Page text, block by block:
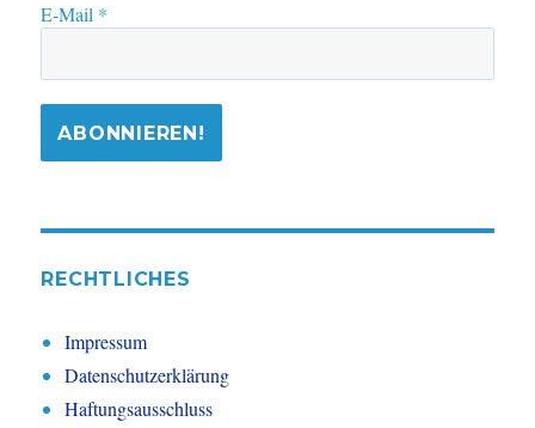
E-Mail *
RECHTLICHES
Impressum
Datenschutzerklärung
Haftungsausschluss